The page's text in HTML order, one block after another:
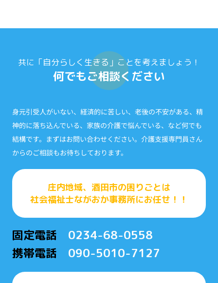
共に「自分らしく生きる」ことを考えましょう！
何でもご相談ください
身元引受人がいない、経済的に苦しい、老後の不安がある、精
神的に落ち込んでいる、家族の介護で悩んでいる、など何でも
結構です。まずはお問い合わせください。介護支援専門員さん
からのご相談もお待ちしております。
庄内地域、酒田市の困りごとは
社会福祉士ながおか事務所にお任せ！！
固定電話 0234-68-0558
携帯電話 090-5010-7127